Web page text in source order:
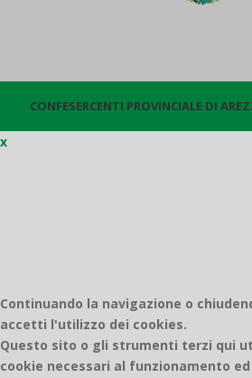
CONFESERCENTI PROVINCIALE DI
x
Continuando la navigazione o
accetti l'utilizzo dei cookies.
Questo sito o gli strumenti terzi qui
cookie necessari al funzionamento